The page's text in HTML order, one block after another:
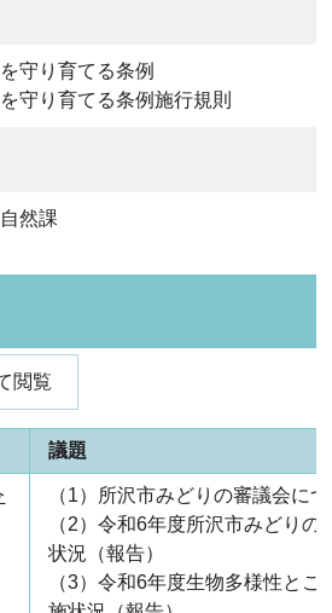
守り育てる条例
守り育てる条例施行規則
然課
閲覧
議題
（1）所沢市みどりの審議会に
（2）令和6年度所沢市みどり
状況（報告）
（3）令和6年度生物多様性と